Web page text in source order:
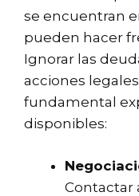
se encuentran
pueden hacer
Ignorar las
acciones
fundamental
disponibles:
Contactar